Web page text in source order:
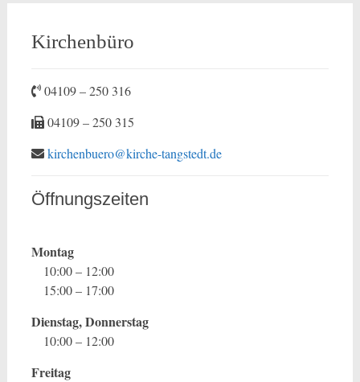
Kirchenbüro
04109 – 250 316
04109 – 250 315
kirchenbuero@kirche-tangstedt.de
Öffnungszeiten
Montag
10:00 – 12:00
15:00 – 17:00
Dienstag, Donnerstag
10:00 – 12:00
Freitag